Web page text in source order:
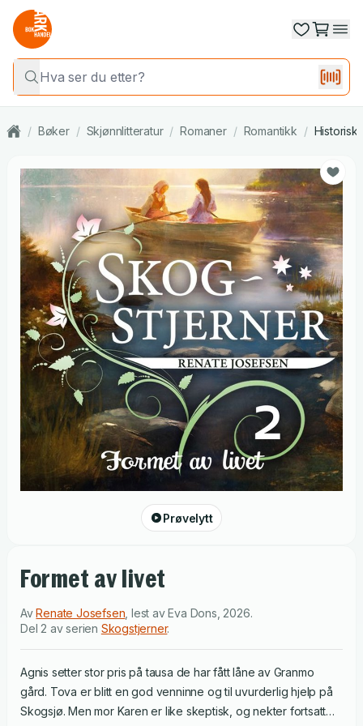
/ Bøker / Skjønnlitteratur / Romaner / Romantikk / Historisk
Prøvelytt
Formet av livet
AvRenate Josefsen ,lest avEva Dons 2026.
Del 2 av serien Skogstjerner.
Agnis setter stor pris på tausa de har fått låne av Granmo
gård. Tova er blitt en god venninne og til uvurderlig hjelp på
Skogsjø. Men mor Karen er like skeptisk, og nekter fortsatt